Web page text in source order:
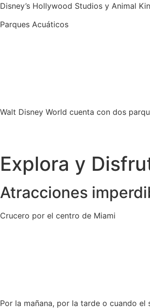
Disney’s Hollywood Studios y Animal
Parques Acuáticos
Walt Disney World cuenta con dos
Explora y
Atracciones
Crucero por el centro de Miami
Por la mañana, por la tarde o cuando